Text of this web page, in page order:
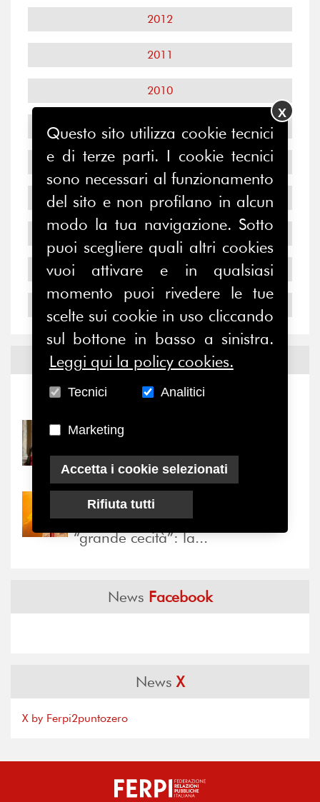
2012
2011
2010
2009
2008
2007
2006
2005
Notizie edEventi
Notizie -Eventi
31/07/2026
il valore di...
30/07/2026
Nove anni dopo la
“grande cecità”: la...
News Facebook
NewsX
X by Ferpi2puntozero
Questo sito utilizza cookie tecnici
e di terze parti. I cookie tecnici
sono necessari al funzionamento
del sito e non profilano in alcun
modo la tua navigazione. Sotto
puoi scegliere quali altri cookies
vuoi attivare e in qualsiasi
momento puoi rivedere le tue
scelte sui cookie in uso cliccando
sul bottone in basso a sinistra.
Leggi qui la policy cookies.
Tecnici Analitici
Marketing
Accetta i cookie selezionati
Rifiuta tutti
X